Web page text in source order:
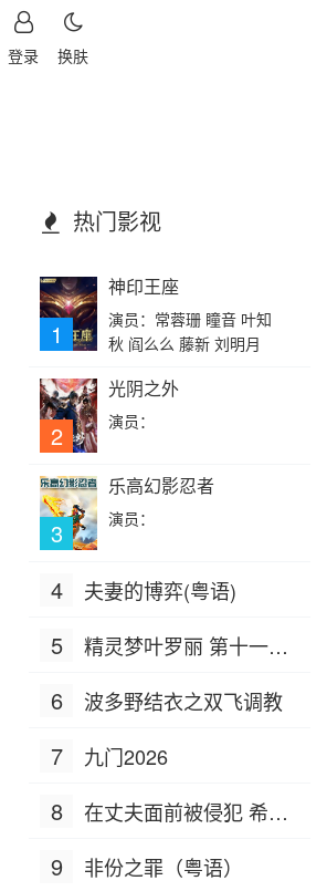
换肤
登录
热门影视
1
神印王座
演员：常蓉珊 瞳音 叶知
秋 阎么么 藤新 刘明月
2
光阴之外
演员：
3
乐高幻影忍者
演员：
4 夫妻的博弈(粤语)
5
精灵梦叶罗丽 第十一季
6 波多野结衣之双飞调教
7 九门2026
8
在丈夫面前被侵犯 希岛
9 非份之罪（粤语）